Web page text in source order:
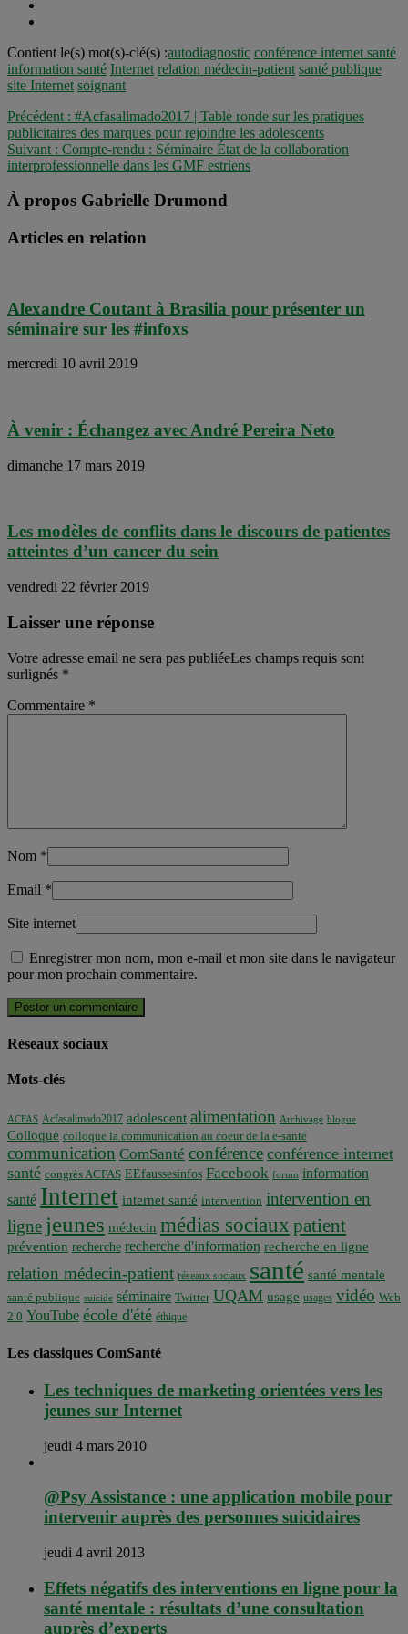
Contient le(s) mot(s)-clé(s) :autodiagnostic conférence internet santé
information santé Internet relation médecin-patient santé publique
site Internet soignant
Précédent : #Acfasalimado2017 | Table ronde sur les pratiques
publicitaires des marques pour rejoindre les adolescents
Suivant : Compte-rendu : Séminaire État de la collaboration
interprofessionnelle dans les GMF estriens
À propos Gabrielle Drumond
Articles en relation
Alexandre Coutant à Brasilia pour présenter un
séminaire sur les #infoxs
mercredi 10 avril 2019
À venir : Échangez avec André Pereira Neto
dimanche 17 mars 2019
Les modèles de conflits dans le discours de patientes
atteintes d’un cancer du sein
vendredi 22 février 2019
Laisser une réponse
Votre adresse email ne sera pas publiéeLes champs requis sont
surlignés *
Commentaire *
Nom *
Email *
Site internet
Enregistrer mon nom, mon e-mail et mon site dans le navigateur
pour mon prochain commentaire.
Réseaux sociaux
Mots-clés
ACFAS Acfasalimado2017 adolescent alimentation Archivage blogue
Colloque colloque la communication au coeur de la e-santé
communication ComSanté conférence conférence internet
santé congrès ACFAS EEfaussesinfos Facebook forum information
santé Internet internet santé intervention intervention en
ligne jeunes médecin médias sociaux patient
prévention recherche recherche d'information recherche en ligne
relation médecin-patient réseaux sociaux santé santé mentale
santé publique suicide séminaire Twitter UQAM usage usages vidéo Web
2.0 YouTube école d'été éthique
Les classiques ComSanté
Les techniques de marketing orientées vers les
jeunes sur Internet
jeudi 4 mars 2010
@Psy Assistance : une application mobile pour
intervenir auprès des personnes suicidaires
jeudi 4 avril 2013
Effets négatifs des interventions en ligne pour la
santé mentale : résultats d’une consultation
auprès d’experts